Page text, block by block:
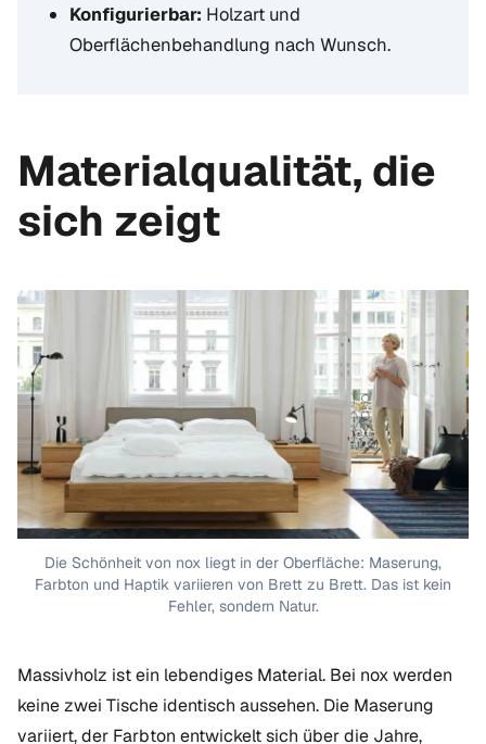
Konfigurierbar: Holzart und
Oberflächenbehandlung nach Wunsch.
Materialqualität, die
sich zeigt
Die Schönheit von nox liegt in der Oberfläche: Maserung,
Farbton und Haptik variieren von Brett zu Brett. Das ist kein
Fehler, sondern Natur.
Massivholz ist ein lebendiges Material. Bei nox werden
keine zwei Tische identisch aussehen. Die Maserung
variiert, der Farbton entwickelt sich über die Jahre,